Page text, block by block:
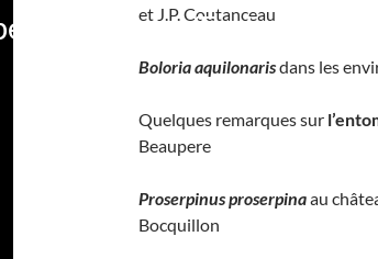
et J.P. Coutanceau
Boloria aquilonarisdans les
Quelques remarques sur
Beaupere
Proserpinus proserpinaau
Bocquillon
Bourdons/Frelons/